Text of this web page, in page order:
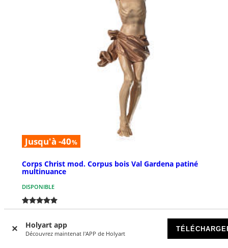
Holyart app
Découvrez maintenat l'APP de Holyart
Jusqu'à -40%
Corps Christ mod. Corpus bois Val Gardena patiné
multinuance
DISPONIBLE
€ 67,00